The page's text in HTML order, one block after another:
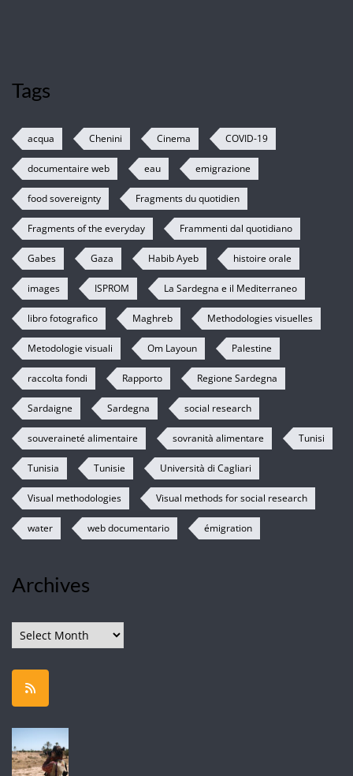
Tags
acqua Chenini Cinema COVID-19
documentaire web eau emigrazione
food sovereignty Fragments du quotidien
Fragments of the everyday Frammenti dal quotidiano
Gabes Gaza Habib Ayeb histoire orale
images ISPROM La Sardegna e il Mediterraneo
libro fotografico Maghreb Methodologies visuelles
Metodologie visuali Om Layoun Palestine
raccolta fondi Rapporto Regione Sardegna
Sardaigne Sardegna social research
souveraineté alimentaire sovranità alimentare Tunisi
Tunisia Tunisie Università di Cagliari
Visual methodologies Visual methods for social research
water web documentario émigration
Archives
Archives